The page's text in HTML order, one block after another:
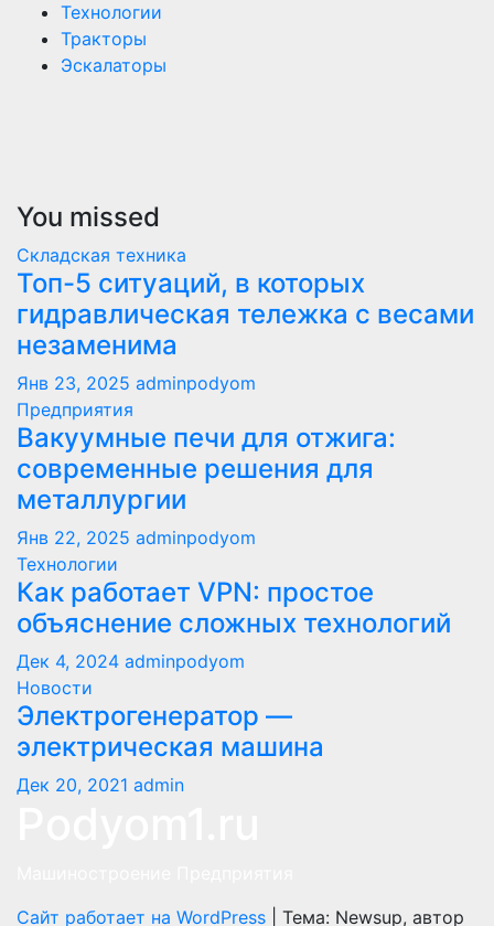
Технологии
Тракторы
Эскалаторы
You missed
Складская техника
Топ-5 ситуаций, в которых
гидравлическая тележка с весами
незаменима
Янв 23, 2025 adminpodyom
Предприятия
Вакуумные печи для отжига:
современные решения для
металлургии
Янв 22, 2025 adminpodyom
Технологии
Как работает VPN: простое
объяснение сложных технологий
Дек 4, 2024 adminpodyom
Новости
Электрогенератор —
электрическая машина
Дек 20, 2021 admin
Сайт работает на WordPress
Тема: Newsup, автор